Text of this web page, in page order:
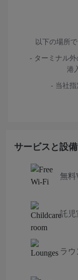
以下の場所
- ターミナル
港
- 当社指
サービスと設備
無料
託児
ラウ